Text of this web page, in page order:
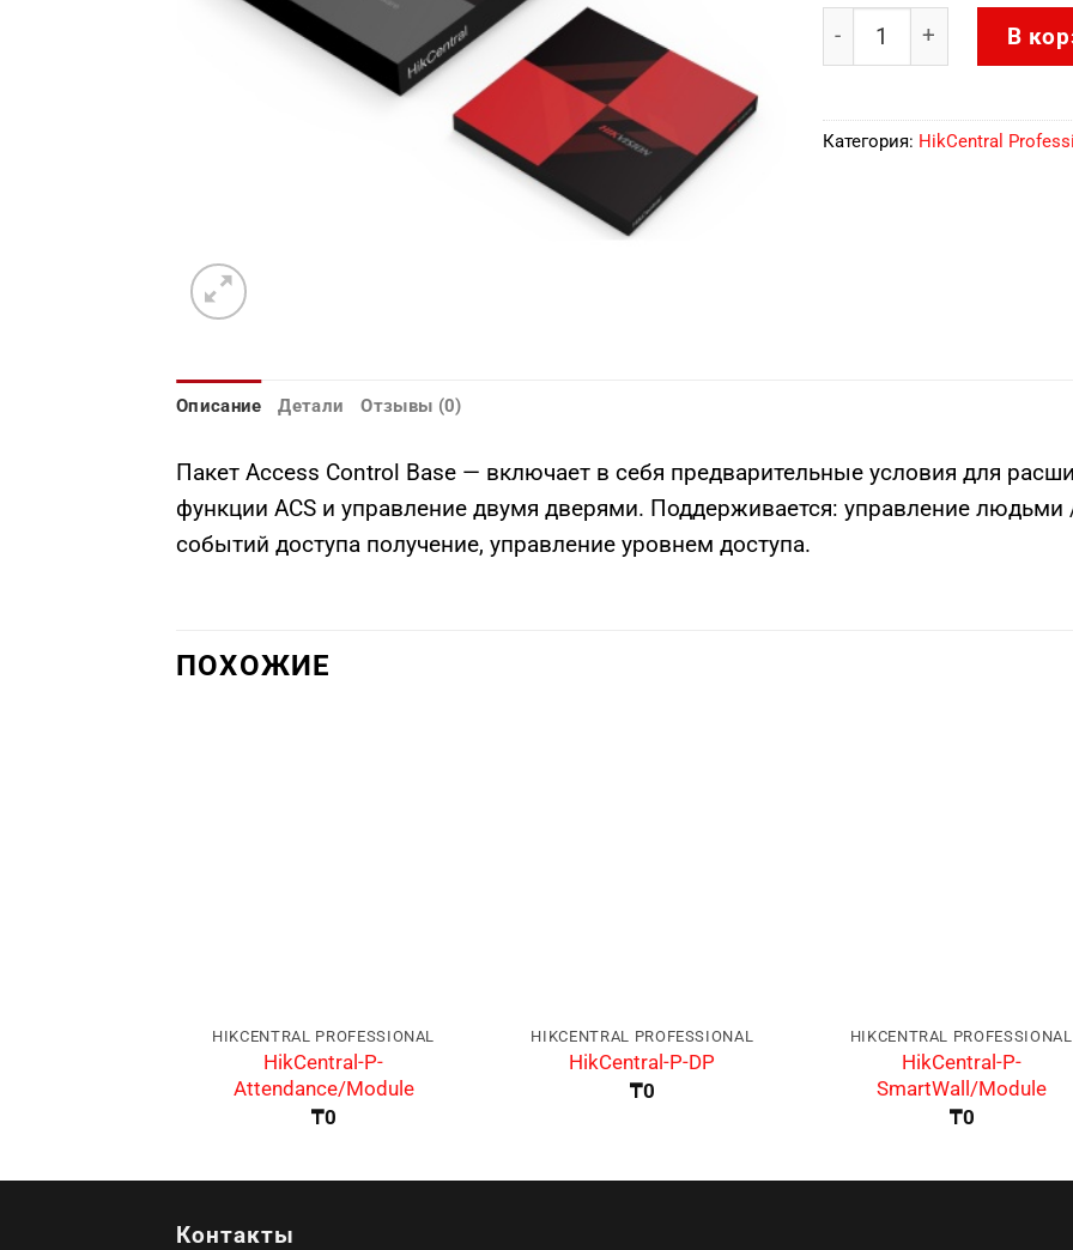
Количество товара
В
Категория: HikCentral
Описание Детали Отзывы (0)
Пакет Access Control Base — включает в себя предварительные условия для
функции ACS и управление двумя дверями. Поддерживается: управление
событий доступа получение, управление уровнем доступа.
ПОХОЖИЕ
HIKCENTRAL PROFESSIONAL
HikCentral-P-
Attendance/Module
₸0
HIKCENTRAL PROFESSIONAL
HikCentral-P-DP
₸0
HIKCENTRAL PROFESSIONAL
HikCentral-P-
SmartWall/Module
₸0
Контакты